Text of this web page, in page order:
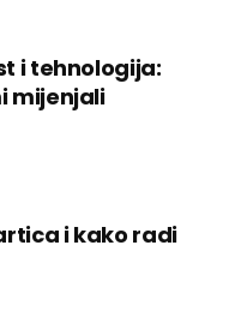
i tehnologija:
mijenjali
i kako radi